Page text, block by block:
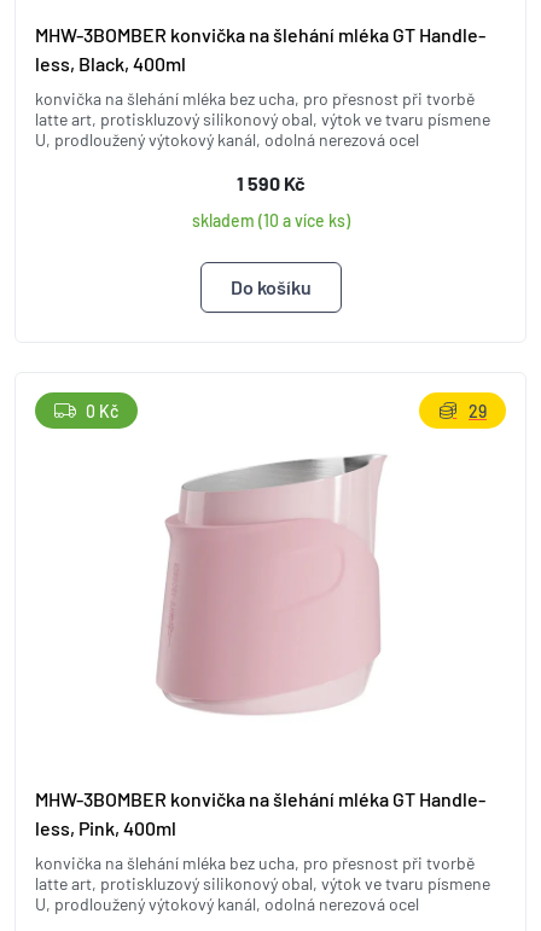
MHW-3BOMBER konvička na šlehání mléka GT Handle-
less, Black, 400ml
konvička na šlehání mléka bez ucha, pro přesnost při tvorbě
latte art, protiskluzový silikonový obal, výtok ve tvaru písmene
U, prodloužený výtokový kanál, odolná nerezová ocel
1 590 Kč
skladem (10 a více ks)
MHW-3BOMBER konvička na šlehání mléka GT Handle-
less, Pink, 400ml
konvička na šlehání mléka bez ucha, pro přesnost při tvorbě
latte art, protiskluzový silikonový obal, výtok ve tvaru písmene
U, prodloužený výtokový kanál, odolná nerezová ocel
0 Kč 29